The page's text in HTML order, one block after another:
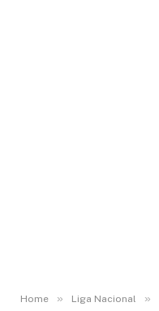
Home » Liga Nacional »